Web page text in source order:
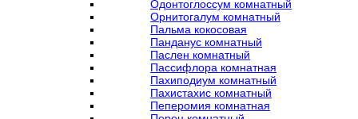
Одонтоглоссум комнатный
Орнитогалум комнатный
Пальма кокосовая
Панданус комнатный
Паслен комнатный
Пассифлора комнатная
Пахиподиум комнатный
Пахистахис комнатный
Пеперомия комнатная